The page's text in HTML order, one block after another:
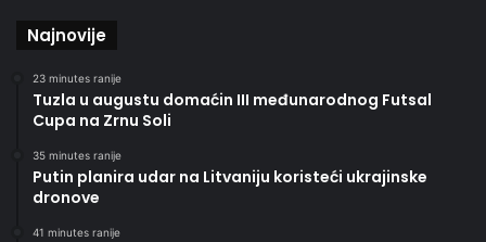
Najnovije
23 minutes ranije
Tuzla u augustu domaćin III međunarodnog Futsal
Cupa na Zrnu Soli
35 minutes ranije
Putin planira udar na Litvaniju koristeći ukrajinske
dronove
41 minutes ranije